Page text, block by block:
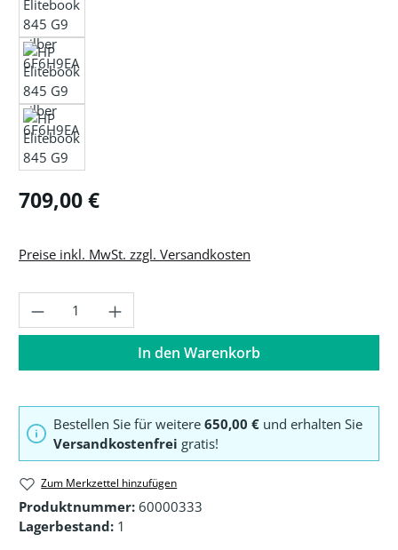
Regulärer Preis:
709,00 €
Preise inkl. MwSt. zzgl. Versandkosten
Produkt Anzahl: Gib den gewünschten
In den Warenkorb
Bestellen Sie für weitere 650,00 € und erhalten Sie
Versandkostenfrei gratis!
Zum Merkzettel hinzufügen
Produktnummer: 60000333
Lagerbestand: 1